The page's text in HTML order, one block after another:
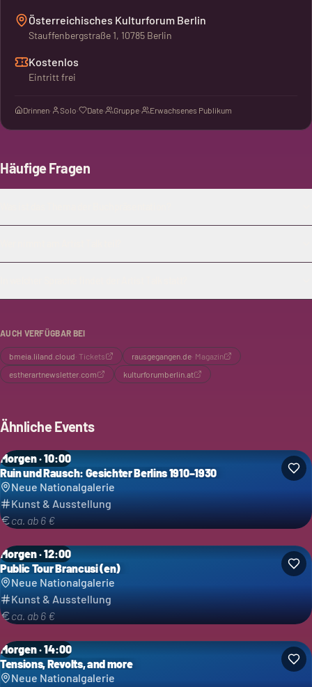
Österreichisches Kulturforum Berlin
Stauffenbergstraße 1, 10785 Berlin
Kostenlos
Eintritt frei
Drinnen· Solo· Date· Gruppe· Erwachsenes Publikum
Häufige Fragen
AUCH VERFÜGBAR BEI
bmeia.liland.cloud· Tickets rausgegangen.de· Magazin
estherartnewsletter.com
kulturforumberlin.at
Ähnliche Events
Morgen · 10:00
Ruin und Rausch: Gesichter Berlins 1910–1930
Neue Nationalgalerie
Kunst & Ausstellung
ca. ab 6 €
Morgen · 12:00
Public Tour Brancusi (en)
Neue Nationalgalerie
Kunst & Ausstellung
ca. ab 6 €
Morgen · 14:00
Tensions, Revolts, and more
Neue Nationalgalerie